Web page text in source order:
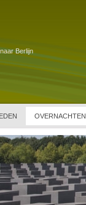
Berlijn
OVERNACHTEN